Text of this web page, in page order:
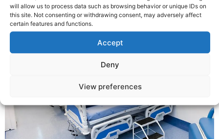
will allow us to process data such as browsing behavior or unique IDs on
this site. Not consenting or withdrawing consent, may adversely affect
certain features and functions.
Accept
Deny
View preferences